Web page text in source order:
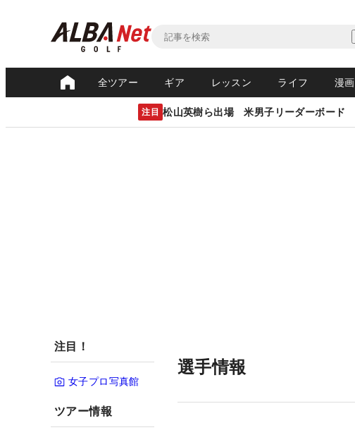
全ツアー ギア レッスン ライフ 漫画
注目 松山英樹ら出場 米男子リーダーボード
注目！
女子プロ写真館
ツアー情報
選手情報